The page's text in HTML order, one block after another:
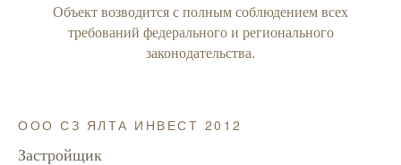
Объект возводится с полным соблюдением всех
требований федерального и регионального
законодательства.
ООО СЗ ЯЛТА ИНВЕСТ 2012
Застройщик